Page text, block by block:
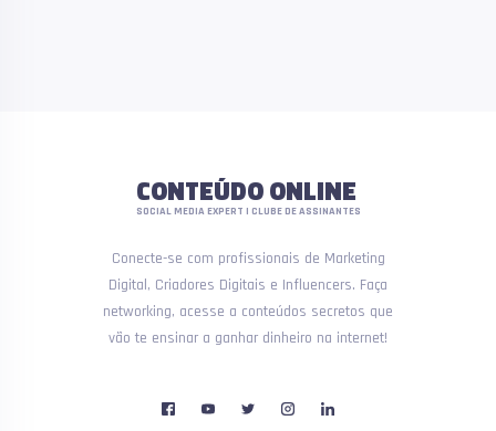
CONTEÚDO ONLINE
SOCIAL MEDIA EXPERT | CLUBE DE ASSINANTES
Conecte-se com profissionais de Marketing
Digital, Criadores Digitais e Influencers. Faça
networking, acesse a conteúdos secretos que
vão te ensinar a ganhar dinheiro na internet!